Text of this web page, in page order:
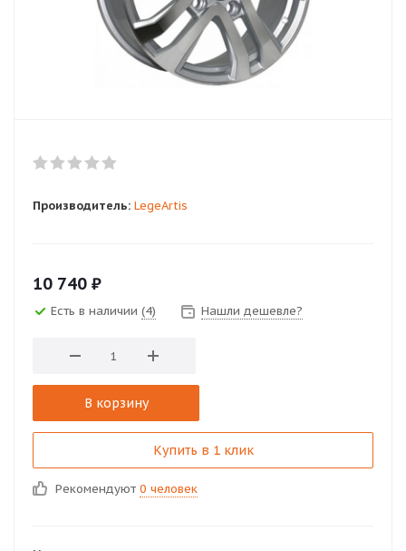
Производитель: LegeArtis
10 740 ₽
Есть в наличии (4) Нашли дешевле?
В корзину
Купить в 1 клик
Рекомендуют 0 человек